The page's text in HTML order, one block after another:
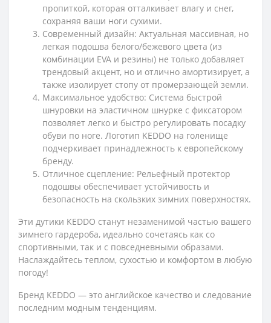
пропиткой, которая отталкивает влагу и снег,
сохраняя ваши ноги сухими.
Современный дизайн: Актуальная массивная, но
легкая подошва белого/бежевого цвета (из
комбинации EVA и резины) не только добавляет
трендовый акцент, но и отлично амортизирует, а
также изолирует стопу от промерзающей земли.
Максимальное удобство: Система быстрой
шнуровки на эластичном шнурке с фиксатором
позволяет легко и быстро регулировать посадку
обуви по ноге. Логотип KEDDO на голенище
подчеркивает принадлежность к европейскому
бренду.
Отличное сцепление: Рельефный протектор
подошвы обеспечивает устойчивость и
безопасность на скользких зимних поверхностях.
Эти дутики KEDDO станут незаменимой частью вашего
зимнего гардероба, идеально сочетаясь как со
спортивными, так и с повседневными образами.
Наслаждайтесь теплом, сухостью и комфортом в любую
погоду!
Бренд KEDDO — это английское качество и следование
последним модным тенденциям.